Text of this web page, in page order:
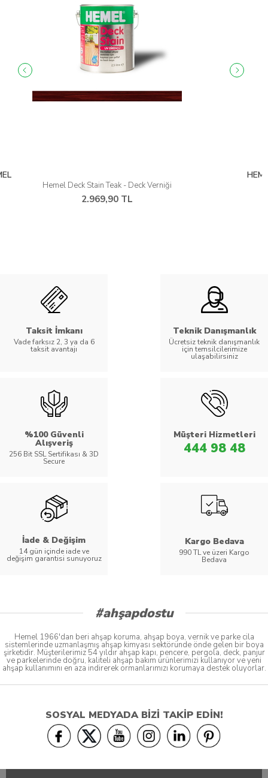
Hemel Deck Stain Light - Deck Verniği
2.969,90 TL
Taksit İmkanı
Vade farksız 2, 3 ya da 6
taksit avantajı
Teknik Danışmanlık
Ücretsiz teknik danışmanlık
için temsilcilerimize
ulaşabilirsiniz
%100 Güvenli
Alışveriş
256 Bit SSL Sertifikası & 3D
Secure
Müşteri Hizmetleri
444 98 48
İade & Değişim
14 gün içinde iade ve
değişim garantisi sunuyoruz
Kargo Bedava
990 TL ve üzeri Kargo
Bedava
#ahşapdostu
Hemel 1966'dan beri ahşap koruma, ahşap boya, vernik ve parke cila
sistemlerinde uzmanlaşmış ahşap kimyası sektöründe önde gelen bir boya
şirketidir. Müşterilerimiz 54 yıldır ahşap kapı, pencere, pergola, deck, panjur
ve parkelerinde doğru, kaliteli ahşap bakım ürünlerimizi kullanıyor ve yeni
ahşap kullanımını en aza indirerek ormanlarımızı korumaya destek oluyorlar.
SOSYAL MEDYADA BİZİ TAKİP EDİN!